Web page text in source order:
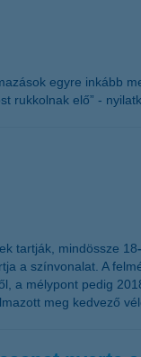
egyre inkább
elő” -
tartják, mindössze 18
a színvonalat. A
a mélypont pedig
meg kedvező